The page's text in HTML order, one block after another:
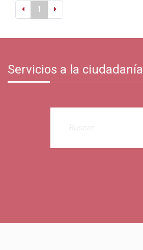
1
Servicios a la ciudadanía